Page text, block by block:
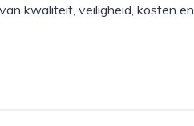
kwaliteit, veiligheid, kosten en